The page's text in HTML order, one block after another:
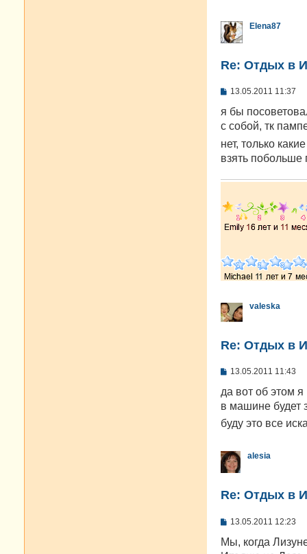
е
Elena87
Re: Отдых в
С
о
щ
н
и
13.05.2011 11:37
я бы
с собой, тк
нет, только
взять побольше
valeska
Re: Отдых в
С
о
щ
е
н
13.05.2011 11:43
да вот об этом
в машине будет
буду это все
alesia
Re: Отдых в
С
о
13.05.2011 12:23
Мы, когда